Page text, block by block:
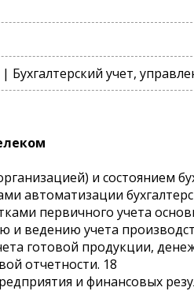
Бухгалтерский учет,
и состоянием
автоматизации
первичного учета
и ведению учета
готовой продукции,
отчетности. 18
и финансовых